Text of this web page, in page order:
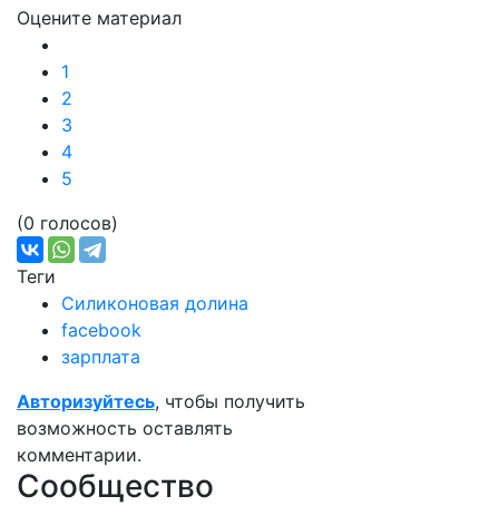
Оцените материал
1
2
3
4
5
(0 голосов)
Теги
Силиконовая долина
facebook
зарплата
Авторизуйтесь, чтобы получить
возможность оставлять
комментарии.
Сообщество